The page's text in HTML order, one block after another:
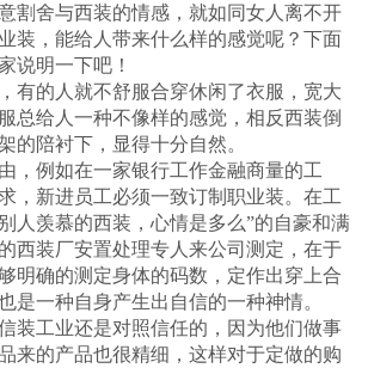
割舍与西装的情感，就如同女人离不开
装，能给人带来什么样的感觉呢？下面
说明一下吧！
有的人就不舒服合穿休闲了衣服，宽大
总给人一种不像样的感觉，相反西装倒
的陪衬下，显得十分自然。
，例如在一家银行工作金融商量的工
，新进员工必须一致订制职业装。在工
人羡慕的西装，心情是多么”的自豪和满
西装厂安置处理专人来公司测定，在于
明确的测定身体的码数，定作出穿上合
是一种自身产生出自信的一种神情。
装工业还是对照信任的，因为他们做事
来的产品也很精细，这样对于定做的购